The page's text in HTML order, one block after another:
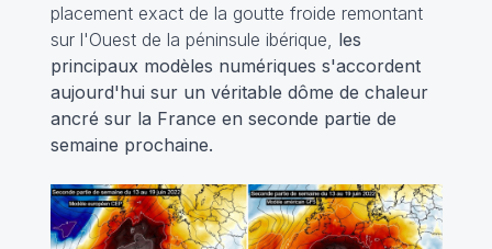
placement exact de la goutte froide remontant
sur l'Ouest de la péninsule ibérique, les
principaux modèles numériques s'accordent
aujourd'hui sur un véritable dôme de chaleur
ancré sur la France en seconde partie de
semaine prochaine.